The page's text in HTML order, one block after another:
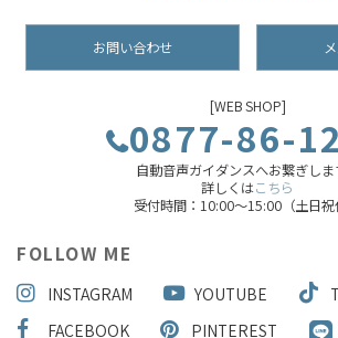
お問い合わせ
[WEB SHOP]
0877-86-
自動音声ガイダンスへお繋ぎしま
詳しくはこちら
受付時間：10:00～15:00（土日祝
FOLLOW ME
INSTAGRAM YOUTUBE
FACEBOOK
PINTEREST